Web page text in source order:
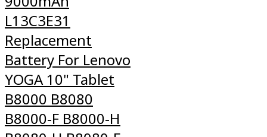
L13C3E31
Replacement
Battery For Lenovo
YOGA 10" Tablet
B8000 B8080
B8000-F B8000-H